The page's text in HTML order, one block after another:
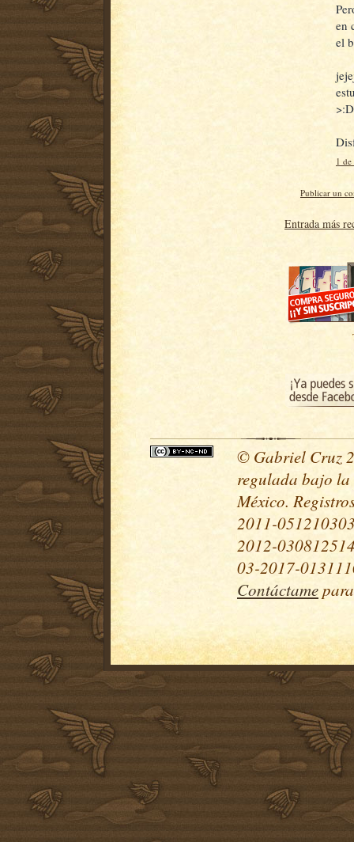
en
el
1
Publicar un
Entrada más
© Gabriel Cruz
regulada bajo la
México.
2011-
2012-
03-2017-
Contáctame